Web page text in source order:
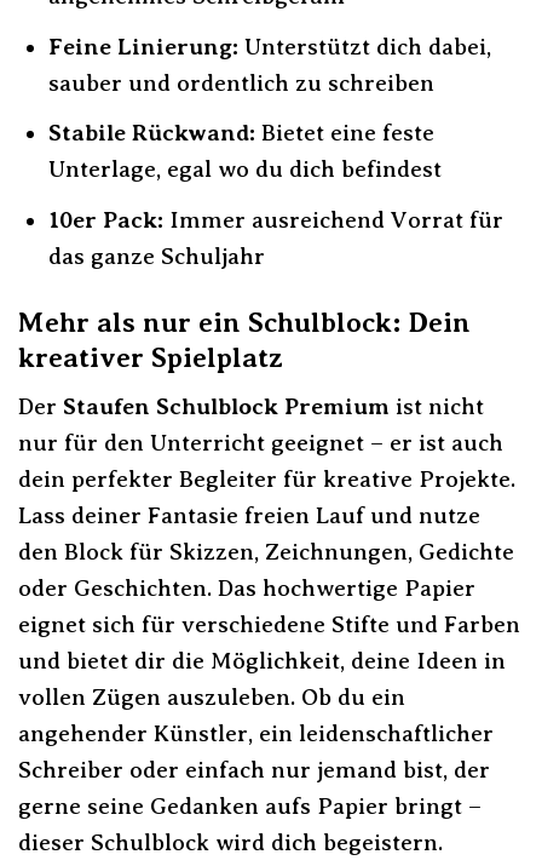
Feine Linierung: Unterstützt dich dabei,
sauber und ordentlich zu schreiben
Stabile Rückwand: Bietet eine feste
Unterlage, egal wo du dich befindest
10er Pack: Immer ausreichend Vorrat für
das ganze Schuljahr
Mehr als nur ein Schulblock: Dein
kreativer Spielplatz
Der Staufen Schulblock Premium ist nicht
nur für den Unterricht geeignet – er ist auch
dein perfekter Begleiter für kreative Projekte.
Lass deiner Fantasie freien Lauf und nutze
den Block für Skizzen, Zeichnungen, Gedichte
oder Geschichten. Das hochwertige Papier
eignet sich für verschiedene Stifte und Farben
und bietet dir die Möglichkeit, deine Ideen in
vollen Zügen auszuleben. Ob du ein
angehender Künstler, ein leidenschaftlicher
Schreiber oder einfach nur jemand bist, der
gerne seine Gedanken aufs Papier bringt –
dieser Schulblock wird dich begeistern.